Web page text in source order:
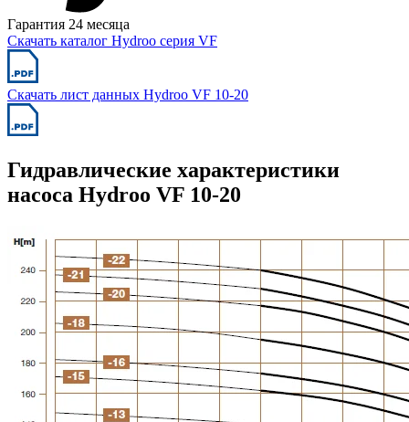
Гарантия 24 месяца
Скачать каталог Hydroo серия VF
Скачать лист данных Hydroo VF 10-20
Гидравлические характеристики
насоса Hydroo VF 10-20